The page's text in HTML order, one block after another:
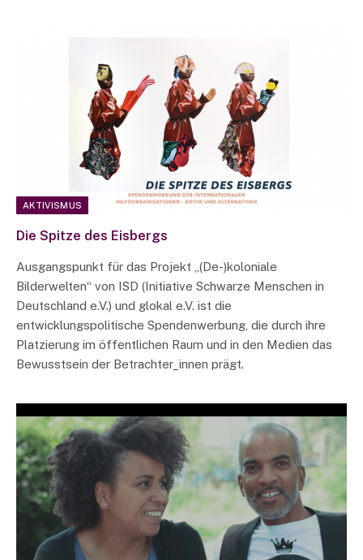
AKTIVISMUS
Die Spitze des Eisbergs
Ausgangspunkt für das Projekt „(De-)koloniale
Bilderwelten“ von ISD (Initiative Schwarze Menschen in
Deutschland e.V.) und glokal e.V. ist die
entwicklungspolitische Spendenwerbung, die durch ihre
Platzierung im öffentlichen Raum und in den Medien das
Bewusstsein der Betrachter_innen prägt.